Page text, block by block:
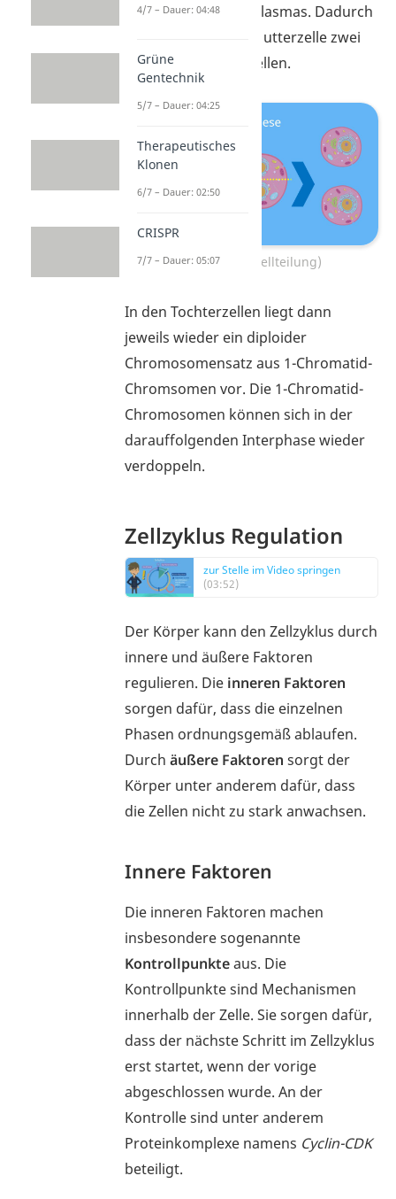
Trennung des Cytoplasmas. Dadurch
entstehen aus der Mutterzelle zwei
identische Tochterzellen.
Cytokinese (Zellteilung)
In den Tochterzellen liegt dann
jeweils wieder ein diploider
Chromosomensatz aus 1-Chromatid-
Chromsomen vor. Die 1-Chromatid-
Chromosomen können sich in der
darauffolgenden Interphase wieder
verdoppeln.
Zellzyklus Regulation
zur Stelle im Video springen
(03:52)
Der Körper kann den Zellzyklus durch
innere und äußere Faktoren
regulieren. Die inneren Faktoren
sorgen dafür, dass die einzelnen
Phasen ordnungsgemäß ablaufen.
Durchäußere Faktoren sorgt der
Körper unter anderem dafür, dass
die Zellen nicht zu stark anwachsen.
Innere Faktoren
Die inneren Faktoren machen
insbesondere sogenannte
Kontrollpunkteaus. Die
Kontrollpunkte sind Mechanismen
innerhalb der Zelle. Sie sorgen dafür,
dass der nächste Schritt im Zellzyklus
erst startet, wenn der vorige
abgeschlossen wurde. An der
Kontrolle sind unter anderem
Proteinkomplexe namens Cyclin-CDK
beteiligt.
4/7 – Dauer: 04:48
Grüne
Gentechnik
5/7 – Dauer: 04:25
Therapeutisches
Klonen
6/7 – Dauer: 02:50
CRISPR
7/7 – Dauer: 05:07